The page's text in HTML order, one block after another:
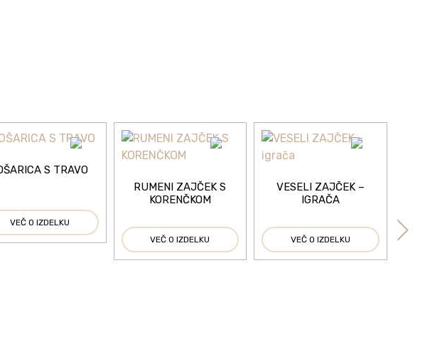
S TRAVO
VEČ O IZDELKU
RUMENI ZAJČEK S
KORENČKOM
VEČ O IZDELKU
VESELI ZAJČEK –
IGRAČA
VEČ O IZDELKU